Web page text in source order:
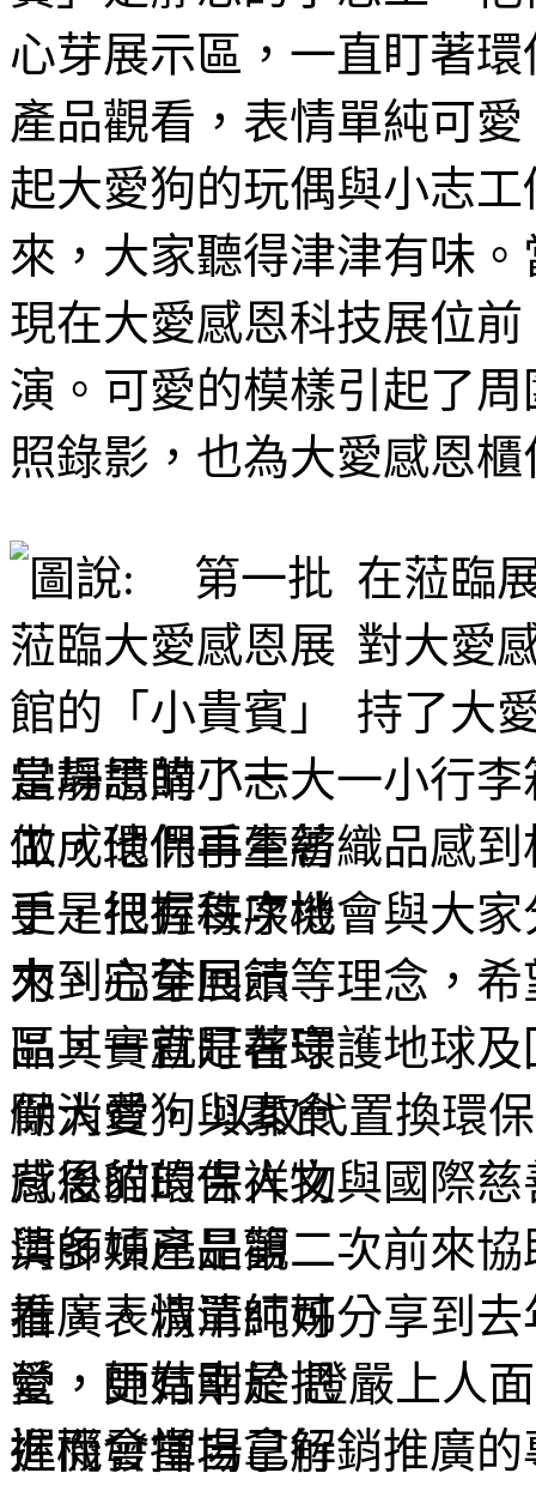
心芽展示區，一直盯著
產品觀看，表情單純可
起大愛狗的玩偶與小志
來，大家聽得津津有味
現在大愛感恩科技展位
演。可愛的模樣引起了
照錄影，也為大愛感恩
在蒞臨
對大愛
持了大
當場請購了一大一小行
做成環保再生紡織品感
更是把握每次機會與大
力、完全回饋等理念，
品其實就是在守護地球
勵消費， 以取代置換環
背後的環保人文與國際
清師姊已是第二次前來
推廣。淑清師姊分享到
營，更有幸於 證嚴上人
進而發揮自己行銷推廣